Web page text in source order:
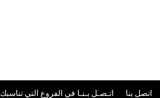
اتصل بنا اتـصـل بـنـا في الفروع التي تناسبك